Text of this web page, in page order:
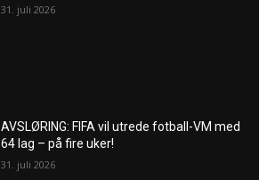
31. juli 2026
AVSLØRING: FIFA vil utrede fotball-VM med
64 lag – på fire uker!
31. juli 2026